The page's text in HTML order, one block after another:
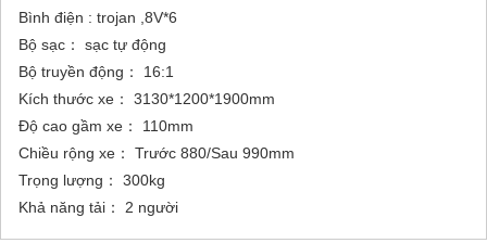
Bình điện : trojan ,8V*6
Bộ sạc： sạc tự động
Bộ truyền động： 16:1
Kích thước xe： 3130*1200*1900mm
Độ cao gầm xe： 110mm
Chiều rộng xe： Trước 880/Sau 990mm
Trọng lượng： 300kg
Khả năng tải： 2 người